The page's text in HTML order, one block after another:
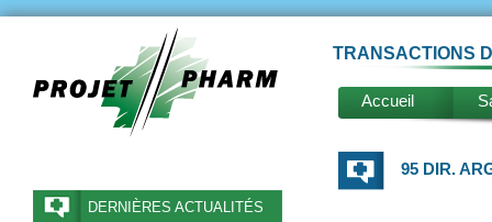
TRANSACTIONS
Accueil
DERNIÈRES ACTUALITÉS
95 DIR.